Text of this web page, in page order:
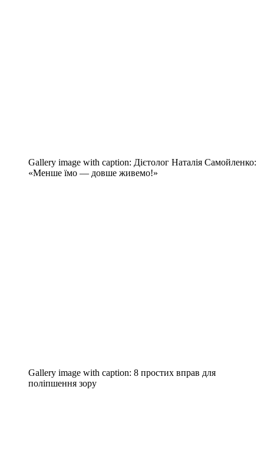
Gallery image with caption: Дієтолог Наталія Самойленко:
«Менше їмо — довше живемо!»
Gallery image with caption: 8 простих вправ для
поліпшення зору